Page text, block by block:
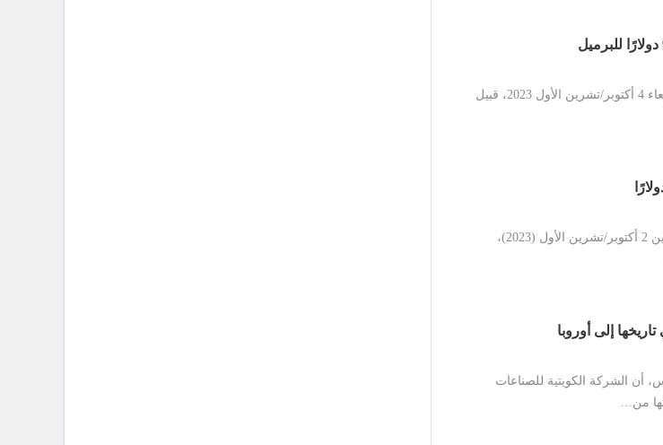
تراجعت أسعار النفط خلال تعاملات اليوم الأربعاء 4 أكتوبر/تشرين الأول 2023، قبيل
ارتفعت أسعار النفط، خلال تعاملات اليوم الإثنين 2 أكتوبر/تشرين الأول (2023)،
إلى أوروبا
أن الشركة الكويتية للصناعات
من…